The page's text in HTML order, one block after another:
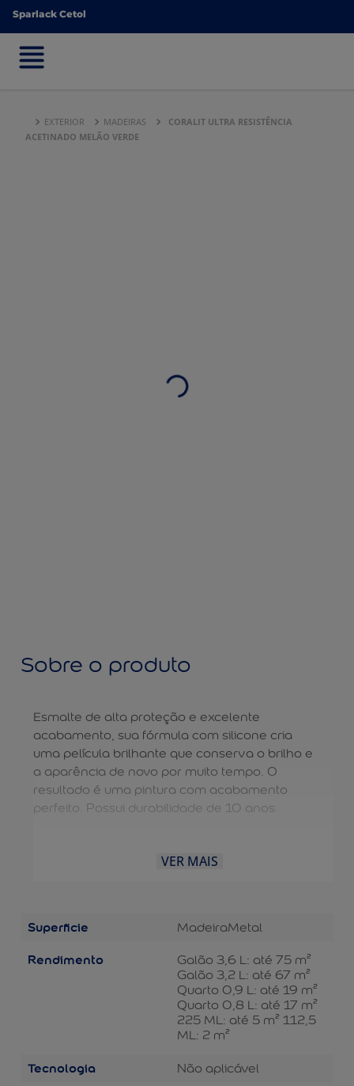
Sparlack Cetol
Sparlack Cetol
EXTERIOR MADEIRAS
CORALIT ULTRA RESISTÊNCIA
ACETINADO MELÃO VERDE
Sobre o produto
Esmalte de alta proteção e excelente
acabamento, sua fórmula com silicone cria
uma película brilhante que conserva o brilho e
a aparência de novo por muito tempo. O
resultado é uma pintura com acabamento
perfeito. Possui durabilidade de 10 anos.
VER MAIS
Superficie MadeiraMetal
Rendimento
Galão 3,6 L: até 75 m²
Galão 3,2 L: até 67 m²
Quarto 0,9 L: até 19 m²
Quarto 0,8 L: até 17 m²
225 ML: até 5 m² 112,5
ML: 2 m²
Tecnologia Não aplicável